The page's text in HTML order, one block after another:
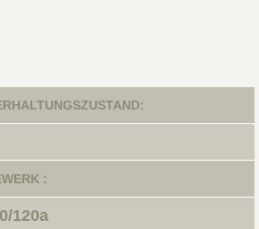
:
120a